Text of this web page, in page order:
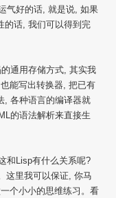
气好的话, 就是说, 如果
的话, 我们可以得到完
通用存储方式, 其实我
能写出转换器, 把已有
, 各种语言的编译器就
的语法解析来直接生
和Lisp有什么关系呢?
这里我可以保证, 你马
个小小的思维练习。看